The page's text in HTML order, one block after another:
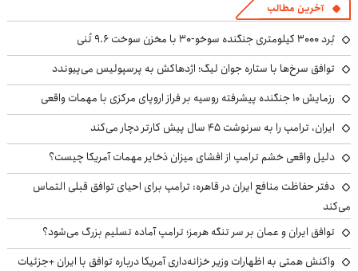
آخرین مطالب
بُرد ۳۰۰۰ کیلومتری جنگنده سوخو-۳۰ با مخزن سوخت ۹.۶ تُنی
توافق سرخ‌ها با ستاره جوان لیگ؛ اژدهاکش به پرسپولیس می‌پیوندد
رزمایش ۱۰ جنگنده پیشرفته روسیه بر فراز اروپای مرکزی با مهمات واقعی
ایران، ترامپ را به سرنوشت ۴۵ سال پیش کارتر دچار می‌کند
دلیل واقعی خشم ترامپ از افشای میزان ذخایر مهمات آمریکا چیست؟
دفتر حفاظت منافع ایران در قاهره: ترامپ برای احیای توافق قبلی التماس
می‌کند
توافق ایران و عمان بر سر تنگه هرمز؛ ترامپ آماده تسلیم بزرگ می‌شود؟
واکنش همتی به اظهارات وزیر خزانه‌داری آمریکا درباره توافق با ایران +جزئیات